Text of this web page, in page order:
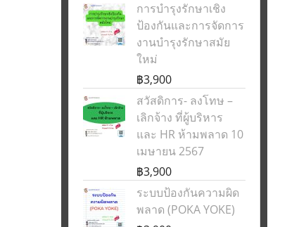
การบำรุงรักษาเชิง
ป้องกันและการจัดการ
งานบำรุงรักษาสมัย
ใหม่
฿3,900
สวัสดิการ- ลงโทษ –
เลิกจ้าง ที่ผู้บริหาร
และ HR ห้ามพลาด 10
เมษายน 2567
฿3,900
ระบบป้องกันความผิด
พลาด (POKA YOKE)